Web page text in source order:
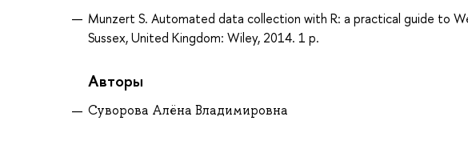
Munzert S. Automated data collection with R: a practical guide to
Sussex, United Kingdom: Wiley, 2014. 1 p.
Авторы
Суворова Алёна Владимировна